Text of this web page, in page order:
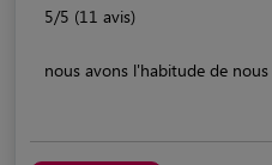
5/5 (11 avis)
nous avons l'habitude de